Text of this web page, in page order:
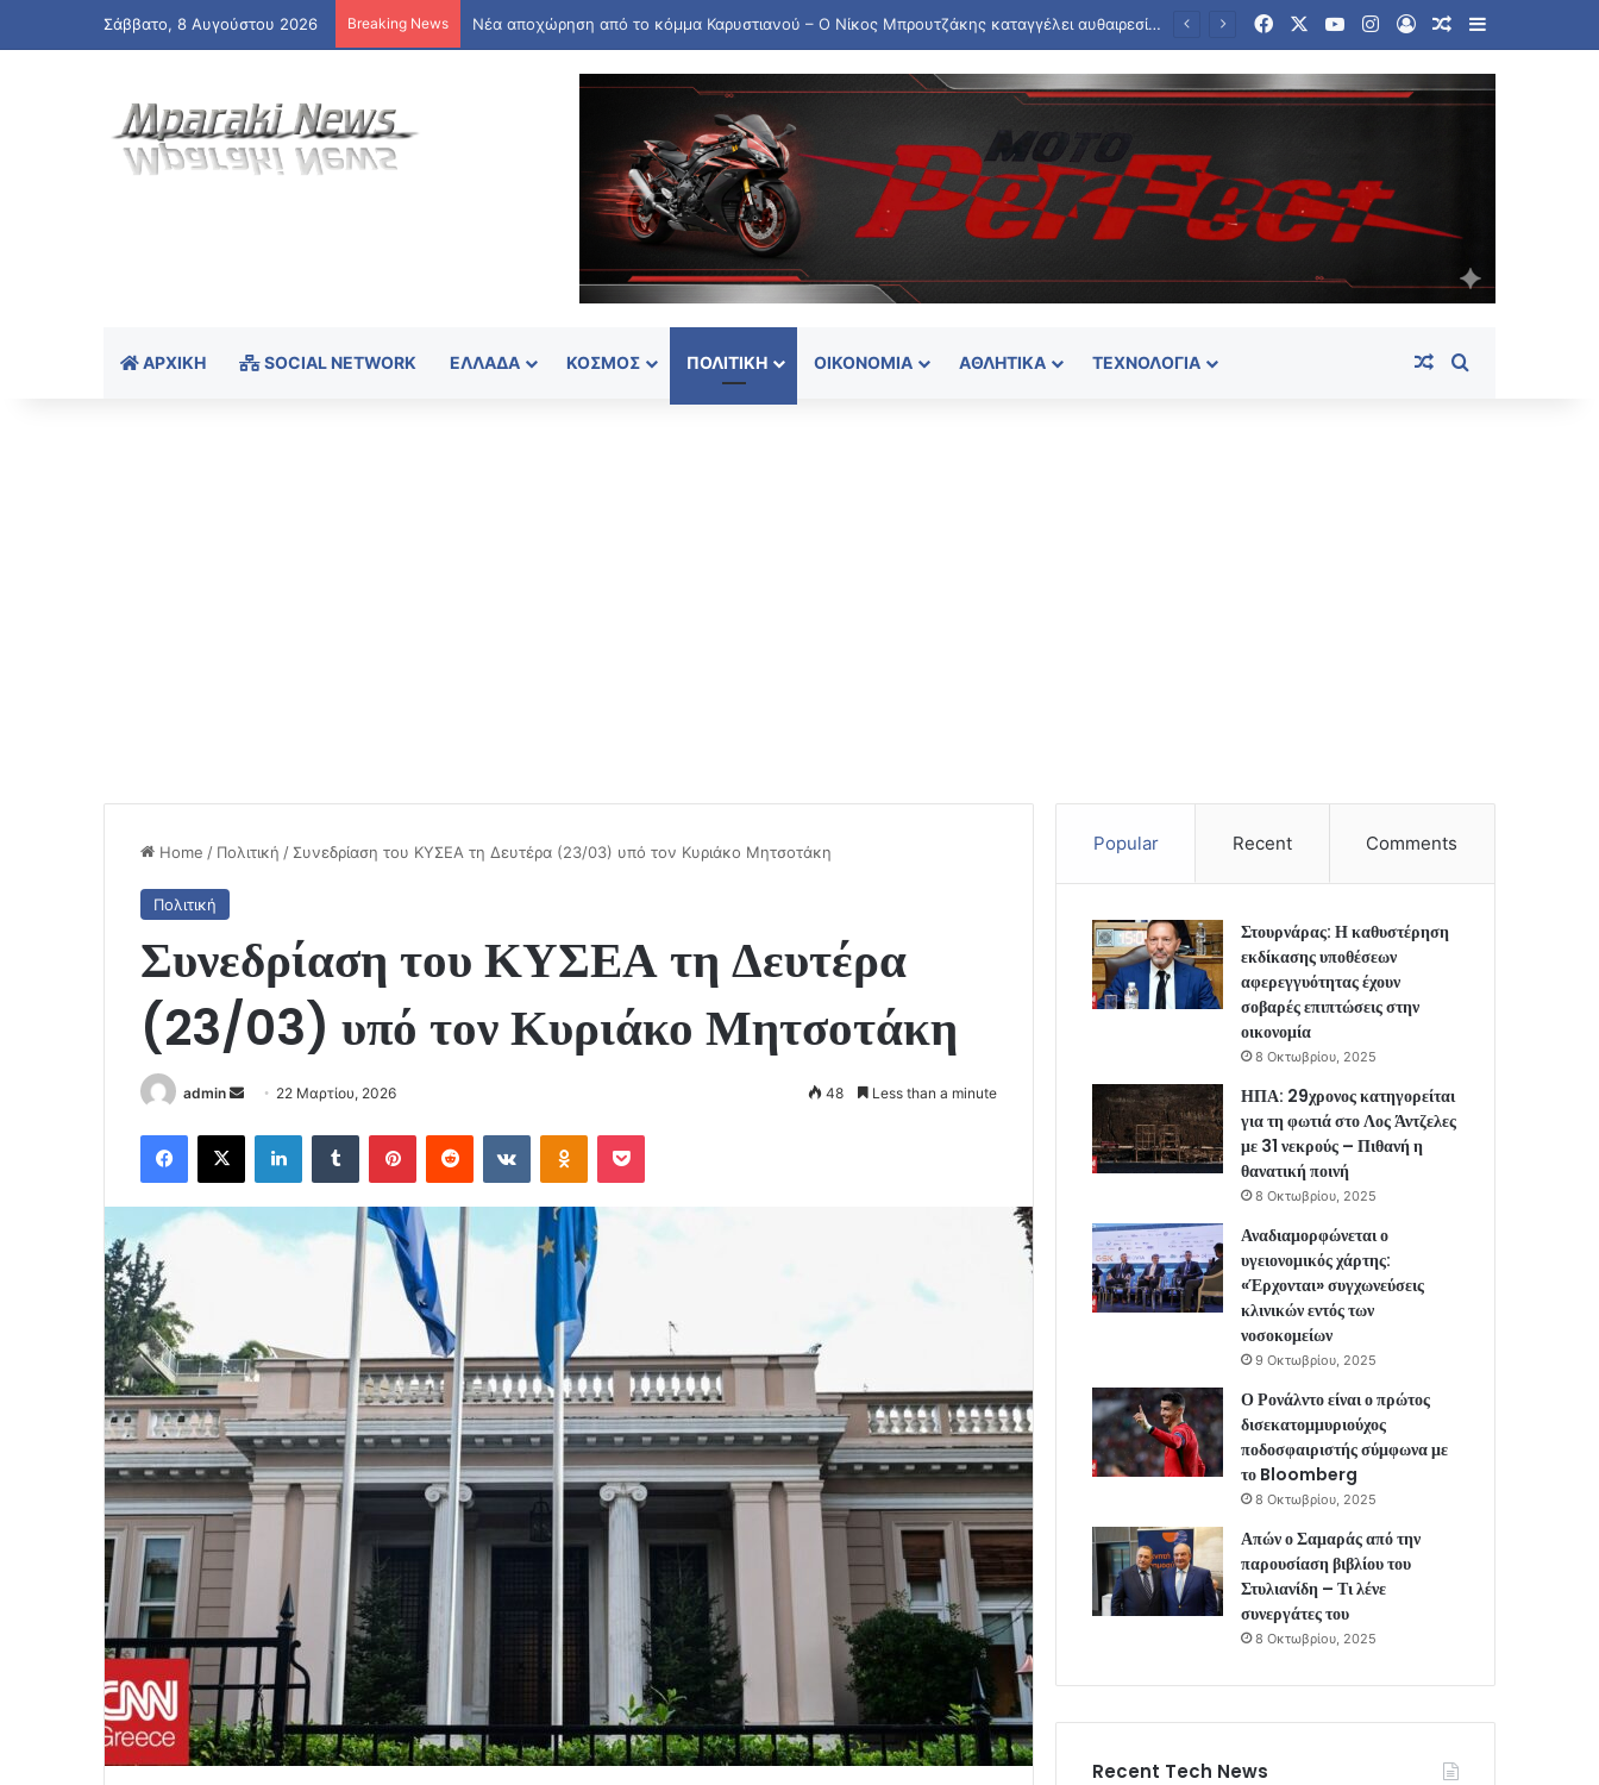
Σάββατο, 8 Αυγούστου 2026 Breaking News ΑΑΔΕ: Άνοιξε εκ νέου η πλατφόρμα για τη νέα Ενιαία Αίτηση Ενίσχυσης 2026 FacebookYouTubeInstagram
Log InRandom Article
Sidebar
ΑΡΧΙΚΉ SOCIAL NETWORK ΕΛΛΆΔΑ ΚΌΣΜΟΣ ΠΟΛΙΤΙΚΉ ΟΙΚΟΝΟΜΊΑ ΑΘΛΗΤΙΚΆ ΤΕΧΝΟΛΟΓΊΑ Random Article
Home / Πολιτική / Συνεδρίαση του ΚΥΣΕΑ τη Δευτέρα (23/03) υπό τον Κυριάκο Μητσοτάκη
Πολιτική
Συνεδρίαση του ΚΥΣΕΑ τη Δευτέρα
(23/03) υπό τον Κυριάκο Μητσοτάκη
admin
Send
email
22 Μαρτίου, 2026 48 Less than a minute
Facebook
X LinkedInTumblr PinterestReddit VKontakteOdnoklassniki
Pocket
Popular Recent Comments
Στουρνάρας: Η καθυστέρηση
εκδίκασης υποθέσεων
αφερεγγυότητας έχουν
σοβαρές επιπτώσεις στην
οικονομία
8 Οκτωβρίου, 2025
ΗΠΑ: 29χρονος κατηγορείται
για τη φωτιά στο Λος Άντζελες
με 31 νεκρούς – Πιθανή η
θανατική ποινή
8 Οκτωβρίου, 2025
Αναδιαμορφώνεται ο
υγειονομικός χάρτης:
«Έρχονται» συγχωνεύσεις
κλινικών εντός των
νοσοκομείων
9 Οκτωβρίου, 2025
Ο Ρονάλντο είναι ο πρώτος
δισεκατομμυριούχος
ποδοσφαιριστής σύμφωνα με
το Bloomberg
8 Οκτωβρίου, 2025
Απών ο Σαμαράς από την
παρουσίαση βιβλίου του
Στυλιανίδη – Τι λένε
συνεργάτες του
8 Οκτωβρίου, 2025
Recent Tech News